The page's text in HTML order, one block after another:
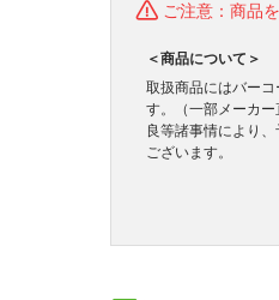
ご注意：商品
＜商品について＞
取扱商品にはバー
す。（一部メーカ
良等諸事情により
ございます。